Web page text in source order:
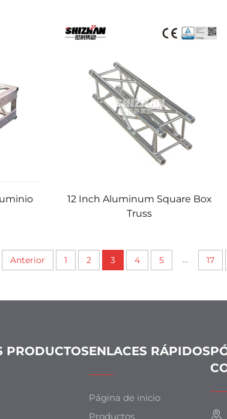
12 Inch Aluminum Square Box
Truss
Anterior 1 2 3 4 5 ... 17
PRODUCTOSENLACES RÁPIDOS
Página de inicio
Productos